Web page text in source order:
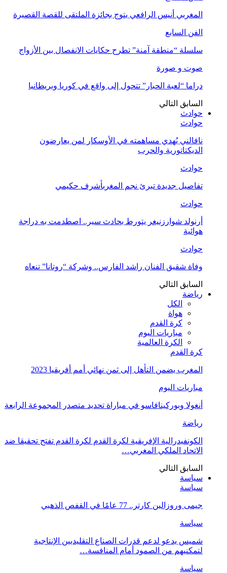
المغربي أنيس الرافعي يتوج بجائزة الملتقى للقصة القصيرة
الفن السابع
سلسلة “منطقة آمنة” تطرح حكايات الانفصال بين الأزواج
صوت و صورة
دراما “لعبة الحبار” تتحول إلى واقع في كوريا وبريطانيا
السابق التالي
حوادث
حوادث
نافالني يُهدي مساهمته في الأوسكار لمن يعارضون
الديكتاتورية والحرب
حوادث
تفاصيل جديدة تبرئ نجم المغربأشرف حكيمي
حوادث
أرنولد شوارزنيغر يتورط بحادث سير.. اصطدمت به دراجة
هوائية
حوادث
وفاة شقيق الفنان راشد الفارس.. وشركة “روتانا” تنعاه
السابق التالي
رياضة
الكل
هواة
كرة القدم
مباريات اليوم
الكرة العالمية
كرة القدم
المغرب يضمن التأهل إلى ثمن نهائي أمم أفريقيا 2023
مباريات اليوم
أنغولا وبوركينافاسو في مباراة تحديد متصدر المجموعة الرابعة
رياضة
الكونفيدرالية الإفريقية لكرة القدم لكرة القدم تفتح تحقيقا ضد
الاتحاد الملكي المغربي…
السابق التالي
سياسة
سياسة
جيمى وروزالين كارتر.. 77 عامًا في القفص الذهبي
سياسة
شميس يدعو لدعم قدرات الصناع التقليديين الإنتاجية
لتمكنيهم من الصمود أمام المنافسة…
سياسة